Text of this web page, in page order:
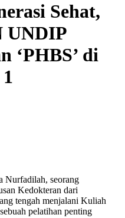
Sehat,
UNDIP
‘PHBS’ di
Nurfadilah, seorang
Kedokteran dari
tengah menjalani Kuliah
pelatihan penting